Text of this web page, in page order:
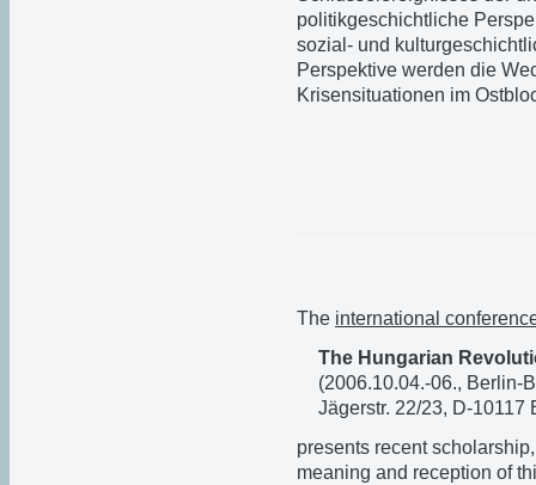
politikgeschichtliche
sozial- und
Perspektive werden die
Krisensituationen im
The international
The Hungarian
(2006.10.04.-06., Berlin-
Jägerstr. 22/23, D-10117
presents recent
meaning and reception of